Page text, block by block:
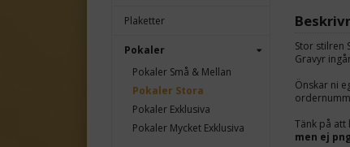
Plaketter
Pokaler
Pokaler Små & Mellan
Pokaler Stora
Pokaler Exklusiva
Pokaler Mycket Exklusiva
Stor stilren
Gravyr
Önskar ni
Tänk på
men ej